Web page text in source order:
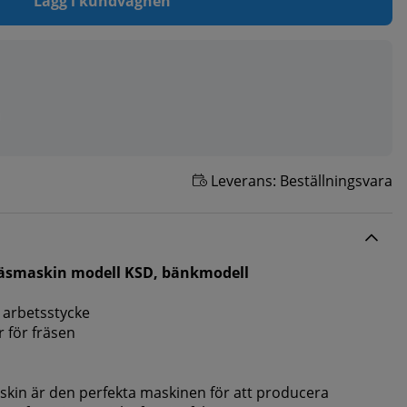
Leverans: Beställningsvara
modell KSD, bänkmodell
för fräsen
är den perfekta maskinen för att producera